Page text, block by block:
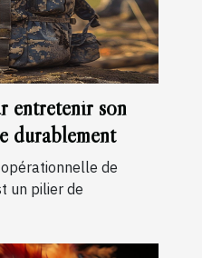
entretenir son
durablement
de
un pilier de